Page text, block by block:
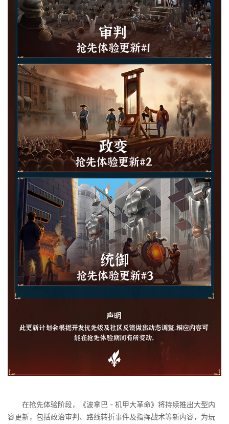
在抢先体验阶段，《波拿巴 - 机甲大革命》将持续推出大型内
容更新，包括政治审判、路线转折事件及指挥战术等新内容，为玩